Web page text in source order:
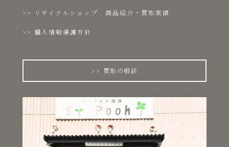
リサイクルショップ 商品紹介・買取実績
個人情報保護方針
買取の相談